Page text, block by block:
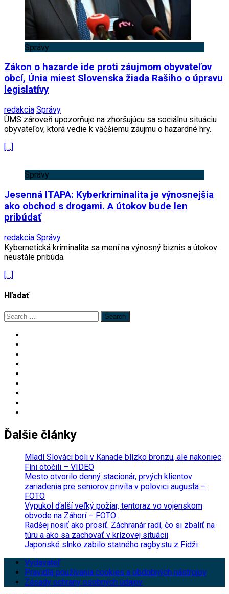
Správy
Zákon o hazarde ide proti záujmom obyvateľov
obcí, Únia miest Slovenska žiada Rašiho o úpravu
legislatívy
redakcia Správy
ÚMS zároveň upozorňuje na zhoršujúcu sa sociálnu situáciu
obyvateľov, ktorá vedie k väčšiemu záujmu o hazardné hry.
[…]
Správy
Jesenná ITAPA: Kyberkriminalita je výnosnejšia
ako obchod s drogami. A útokov bude len
pribúdať
redakcia Správy
Kybernetická kriminalita sa mení na výnosný biznis a útokov
neustále pribúda.
[…]
Hľadať
Search
for:
Ďalšie články
Mladí Slováci boli v Kanade blízko bronzu, ale nakoniec
Fíni otočili – VIDEO
Mesto otvorilo denný stacionár, prvých klientov
zariadenia pre seniorov privíta v polovici augusta –
FOTO
Vypukol ďalší veľký požiar, tentoraz vo vojenskom
obvode na Záhorí – FOTO
Radšej nosiť ako prosiť. Záchranár radí, čo si zbaliť na
túru a ako sa zachovať v krízovej situácii
Japonské slnko zabilo statného ragbystu z Fidži
Vydavateľ
Pravidlá používania cookies a obdobných nástrojov
Zásady ochrany osobných údajov